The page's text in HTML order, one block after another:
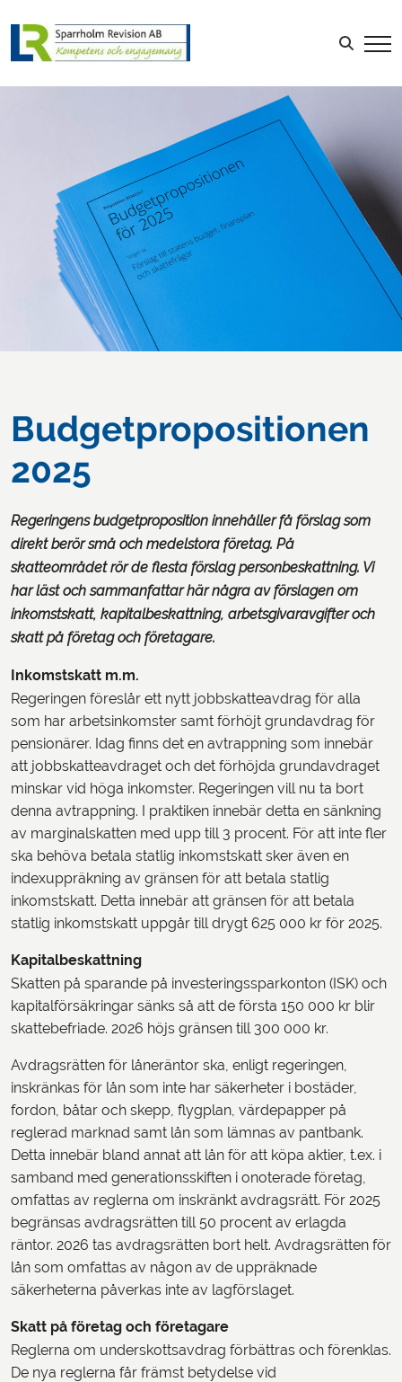
LOGGA IN Sök efter:
Budgetpropositionen
2025
Regeringens budgetproposition innehåller få förslag som
direkt berör små och medelstora företag. På
skatteområdet rör de flesta förslag personbeskattning. Vi
har läst och sammanfattar här några av förslagen om
inkomstskatt, kapitalbeskattning, arbetsgivaravgifter och
skatt på företag och företagare.
Inkomstskatt m.m.
Regeringen föreslår ett nytt jobbskatteavdrag för alla
som har arbetsinkomster samt förhöjt grundavdrag för
pensionärer. Idag finns det en avtrappning som innebär
att jobbskatteavdraget och det förhöjda grundavdraget
minskar vid höga inkomster. Regeringen vill nu ta bort
denna avtrappning. I praktiken innebär detta en sänkning
av marginalskatten med upp till 3 procent. För att inte fler
ska behöva betala statlig inkomstskatt sker även en
indexuppräkning av gränsen för att betala statlig
inkomstskatt. Detta innebär att gränsen för att betala
statlig inkomstskatt uppgår till drygt 625 000 kr för 2025.
Kapitalbeskattning
Skatten på sparande på investeringssparkonton (ISK) och
kapitalförsäkringar sänks så att de första 150 000 kr blir
skattebefriade. 2026 höjs gränsen till 300 000 kr.
Avdragsrätten för låneräntor ska, enligt regeringen,
inskränkas för lån som inte har säkerheter i bostäder,
fordon, båtar och skepp, flygplan, värdepapper på
reglerad marknad samt lån som lämnas av pantbank.
Detta innebär bland annat att lån för att köpa aktier, t.ex. i
samband med generationsskiften i onoterade företag,
omfattas av reglerna om inskränkt avdragsrätt. För 2025
begränsas avdragsrätten till 50 procent av erlagda
räntor. 2026 tas avdragsrätten bort helt. Avdragsrätten för
lån som omfattas av någon av de uppräknade
säkerheterna påverkas inte av lagförslaget.
Skatt på företag och företagare
Reglerna om underskottsavdrag förbättras och förenklas.
De nya reglerna får främst betydelse vid